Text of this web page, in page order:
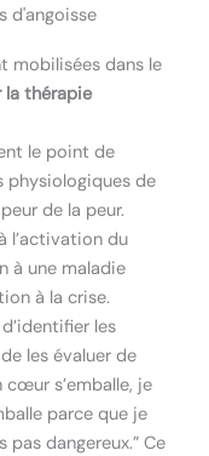
d'angoisse
mobilisées dans le
la thérapie
le point de
physiologiques de
de la peur.
l’activation du
à une maladie
à la crise.
les
les évaluer de
cœur s’emballe, je
parce que je
pas dangereux.” Ce